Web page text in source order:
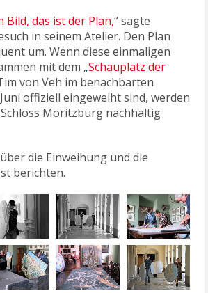
Bild, das ist der Plan,“ sagte
in seinem Atelier. Den Plan
um. Wenn diese einmaligen
mit dem „Schauplatz der
von Veh im benachbarten
offiziell eingeweiht sind, werden
Moritzburg nachhaltig
die Einweihung und die
berichten.